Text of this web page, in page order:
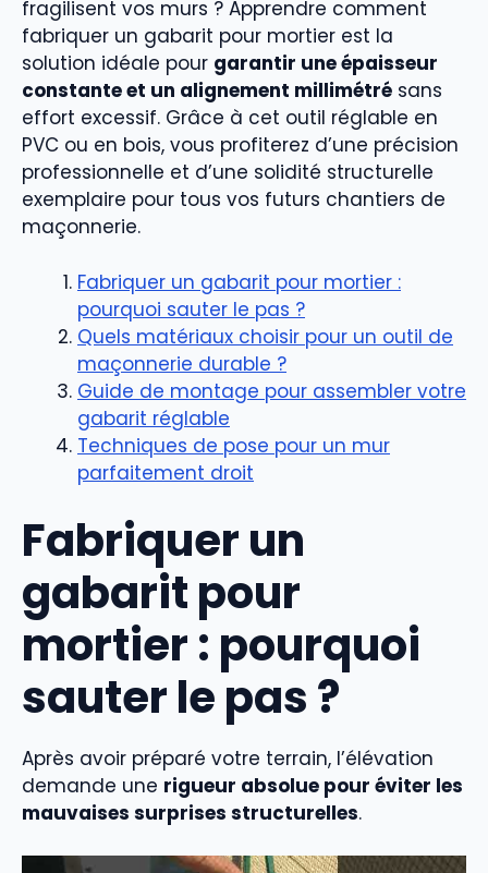
fragilisent vos murs ? Apprendre comment
fabriquer un gabarit pour mortier est la
solution idéale pour garantir une épaisseur
constante et un alignement millimétré sans
effort excessif. Grâce à cet outil réglable en
PVC ou en bois, vous profiterez d’une précision
professionnelle et d’une solidité structurelle
exemplaire pour tous vos futurs chantiers de
maçonnerie.
Fabriquer un gabarit pour mortier :
pourquoi sauter le pas ?
Quels matériaux choisir pour un outil de
maçonnerie durable ?
Guide de montage pour assembler votre
gabarit réglable
Techniques de pose pour un mur
parfaitement droit
Fabriquer un
gabarit pour
mortier : pourquoi
sauter le pas ?
Après avoir préparé votre terrain, l’élévation
demande une rigueur absolue pour éviter les
mauvaises surprises structurelles.